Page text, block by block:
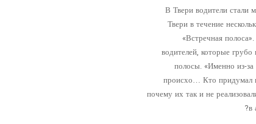
В Твери водители стали
Твери в течение
«Встречная
водителей, которые
полосы. «Именно из-
происхо… Кто придумал
почему их так и не
в